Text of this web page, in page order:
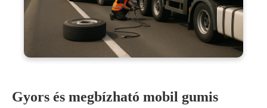
Gyors és megbízható mobil gumis